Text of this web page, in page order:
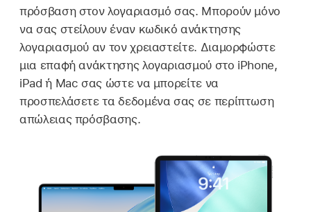
πρόσβαση στον λογαριασμό σας. Μπορούν μόνο
να σας στείλουν έναν κωδικό ανάκτησης
λογαριασμού αν τον χρειαστείτε. Διαμορφώστε
μια επαφή ανάκτησης λογαριασμού στο iPhone,
iPad ή Mac σας ώστε να μπορείτε να
προσπελάσετε τα δεδομένα σας σε περίπτωση
απώλειας πρόσβασης.